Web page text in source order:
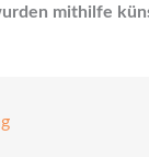
mithilfe